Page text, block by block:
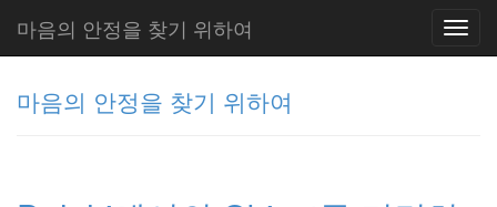
마음의 안정을 찾기 위하여
마음의 안정을 찾기 위하여